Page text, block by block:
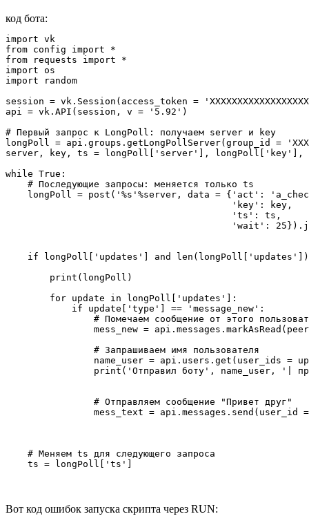
код бота:
import vk
from config import *
from requests import *
import os
import random
session = vk.Session(access_token =
api = vk.API(session, v = '5.92')
# Первый запрос к LongPoll: получаем server и key
longPoll = api.groups.getLongPollServer(group_id =
server, key, ts = longPoll['server'],
while True:
    # Последующие запросы: меняется только ts
longPoll = post('%s'%server, data = {'act':
                                         'key': key,
                                         'ts': ts,
'wait':
if longPoll['updates'] and
        print(longPoll)
        for update in longPoll['updates']:
            if update['type'] == 'message_new':
# Помечаем сообщение от этого
mess_new =
                # Запрашиваем имя пользователя
name_user = api.users.get(user_ids =
print('Отправил боту', name_user, '|
                # Отправляем сообщение "Привет друг"
mess_text = api.messages.send(user_id
    # Меняем ts для следующего запроса
    ts = longPoll['ts']
Вот код ошибок запуска скрипта через RUN: